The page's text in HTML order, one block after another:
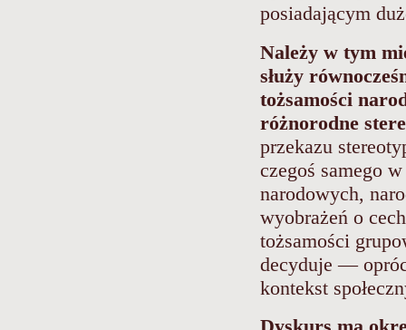
posiadającym
Należy w tym
służy
tożsamości
różnorodne
przekazu
czegoś samego
narodowych,
wyobrażeń o
tożsamości
decyduje —
kontekst